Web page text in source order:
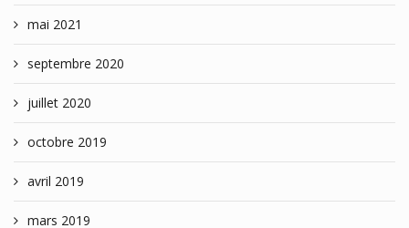
mai 2021
septembre 2020
juillet 2020
octobre 2019
avril 2019
mars 2019